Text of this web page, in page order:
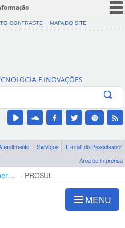
CORONAVÍRUS (COVID-19)
Canais
CONTRASTE MAPA DO SITE
E INOVAÇÕES
Serviços
E-mail do Pesquisador
Área de imprensa
Cooperação Internacional PROSUL
MENU